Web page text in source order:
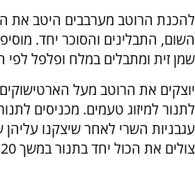
להכנת הרוטב מערבבים היטב את
השום, התבלינים והסוכר יחד.
שמן זית ומתבלים במלח ופלפל
יוצקים את הרוטב מעל הארטישוקים
לתנור למיזוג טעמים. מכניסים
עגבניות השרי לאחר שיצקנו עליהן
צולים את הכול יחד בתנור במשך 20‑25 דקות נוספות.